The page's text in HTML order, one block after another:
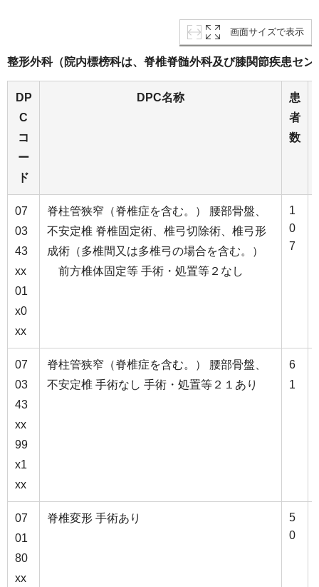
画面サイズで表示
整形外科（院内標榜科は、脊椎脊髄外科及び膝関節疾患セン
DP
C
コ
ー
ド
DPC名称
患
者
数
07
03
43
xx
01
x0
xx
脊柱管狭窄（脊椎症を含む。） 腰部骨盤、
不安定椎 脊椎固定術、椎弓切除術、椎弓形
成術（多椎間又は多椎弓の場合を含む。）
前方椎体固定等 手術・処置等２なし
1
0
7
07
03
43
xx
99
x1
xx
脊柱管狭窄（脊椎症を含む。） 腰部骨盤、
不安定椎 手術なし 手術・処置等２１あり
6
1
07
01
80
xx
脊椎変形 手術あり
5
0